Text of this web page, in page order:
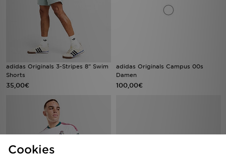
adidas Originals 3-Stripes 8" Swim
Shorts
35,00€
adidas Originals Campus 00s
Damen
100,00€
Cookies